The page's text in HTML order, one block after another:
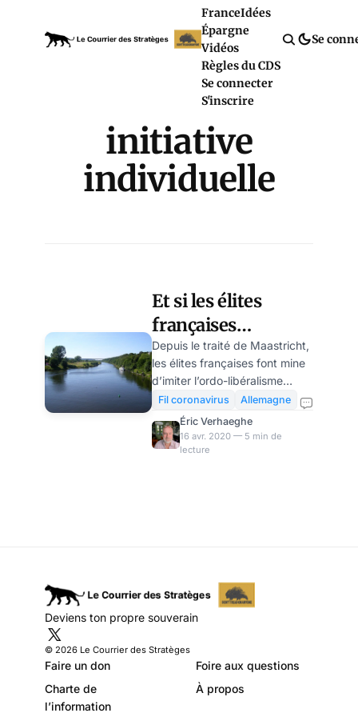
FranceIdées
Épargne
Vidéos
Règles du CDS
Se connecter
S'inscrire
Se
initiative
individuelle
Et si les élites
françaises
s’inspiraient de
l’horizontalisme
allemand au lieu de
(mal) singer l’ordo-
libéralisme ?
Depuis le traité de Maastricht,
les élites françaises font mine
d’imiter l’ordo-libéralisme
allemand, en préconisant des
logiques comptables et de
coupes budgétaires. Mais ce
réflexe conditionné montre
libéralisme allemand n’était
pas une technique comptable
fondée sur des coupes
sombres dans les dépe
Fil coronavirus
Allemagne
Éric Verhaeghe
16 avr. 2020 — 5 min de
lecture
Deviens ton propre souverain
© 2026 Le Courrier des Stratèges
Faire un don
Foire aux questions
Charte de
l’information
À propos